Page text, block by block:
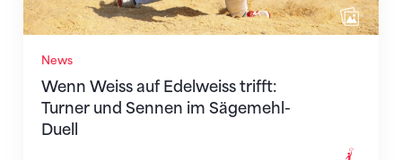
News
Wenn Weiss auf Edelweiss trifft:
Turner und Sennen im Sägemehl-
Duell